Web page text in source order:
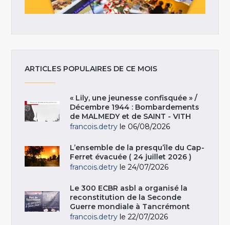
ARTICLES POPULAIRES DE CE MOIS
« Lily, une jeunesse confisquée » /
Décembre 1944 : Bombardements
de MALMEDY et de SAINT - VITH
francois.detry le 06/08/2026
L’ensemble de la presqu’île du Cap-
Ferret évacuée ( 24 juillet 2026 )
francois.detry le 24/07/2026
Le 300 ECBR asbl a organisé la
reconstitution de la Seconde
Guerre mondiale à Tancrémont
francois.detry le 22/07/2026